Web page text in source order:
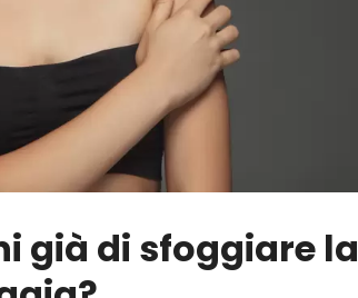
già di sfoggiare la